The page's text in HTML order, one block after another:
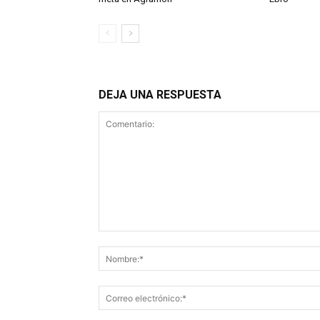
DEJA UNA RESPUESTA